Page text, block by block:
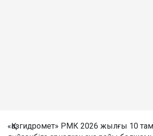
«Қазгидромет» РМК 2026 жылғы 10